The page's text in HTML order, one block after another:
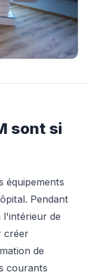
sont si
équipements
Pendant
l'intérieur de
créer
de
courants